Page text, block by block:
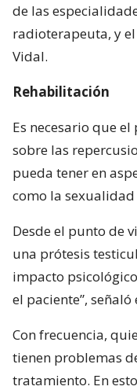
de las
radioterapeuta, y
Vidal.
Rehabilitación
Es necesario que
sobre las
pueda tener en
como la
Desde el punto de
una prótesis
impacto
el paciente”, señaló
Con frecuencia,
tienen problemas
tratamiento. En